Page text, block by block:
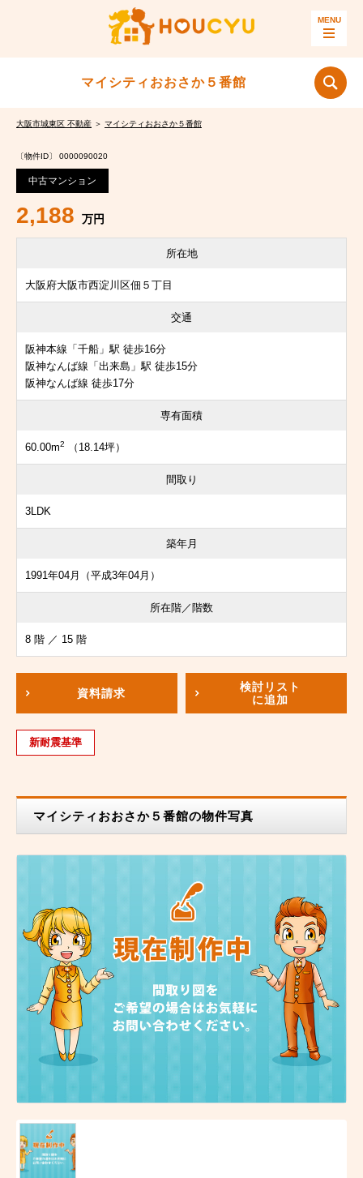
マイシティおおさか５番館
大阪市城東区 不動産 ＞ マイシティおおさか５番館
〔物件ID〕 0000090020
中古マンション
2,188 万円
所在地
大阪府大阪市西淀川区佃５丁目
交通
阪神本線「千船」駅 徒歩16分
阪神なんば線「出来島」駅 徒歩15分
阪神なんば線 徒歩17分
専有面積
60.00m2 （18.14坪）
間取り
3LDK
築年月
1991年04月（平成3年04月）
所在階／階数
8 階 ／ 15 階
資料請求
検討リスト
に追加
新耐震基準
マイシティおおさか５番館の物件写真